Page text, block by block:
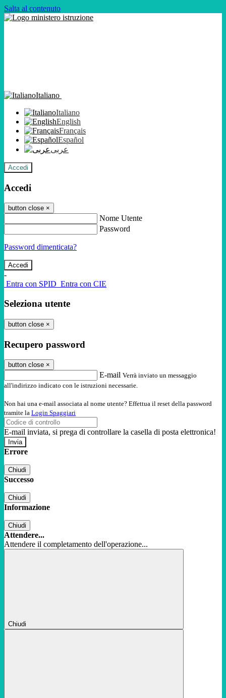
Salta al contenuto
Italiano
Italiano
English
Français
Español
عربى
Accedi
Accedi
button close ×
Nome Utente
Password
Password dimenticata?
-
Entra con SPID Entra con CIE
Seleziona utente
button close ×
Recupero password
button close ×
E-mail Verrà inviato un messaggio
all'indirizzo indicato con le istruzioni necessarie.
Non hai una e-mail associata al nome utente? Effettua il reset della password
tramite la Login Spaggiari
E-mail inviata, si prega di controllare la casella di posta elettronica!
Errore
Chiudi
Successo
Chiudi
Informazione
Chiudi
Attendere...
Attendere il completamento dell'operazione...
Chiudi